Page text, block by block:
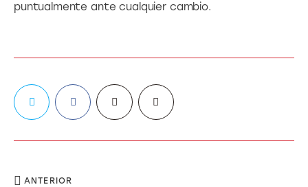
puntualmente ante cualquier cambio.
ANTERIOR